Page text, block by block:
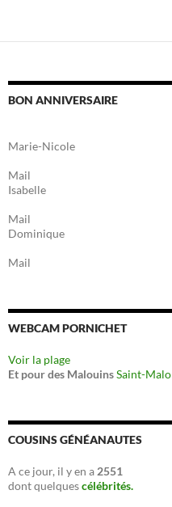
BON ANNIVERSAIRE
Marie-Nicole
Mail
Isabelle
Mail
Dominique
Mail
WEBCAM PORNICHET
Voir la plage
Et pour des MalouinsSaint-Malo
COUSINS GÉNÉANAUTES
A ce jour, il y en a 2551
dont quelquescélébrités.